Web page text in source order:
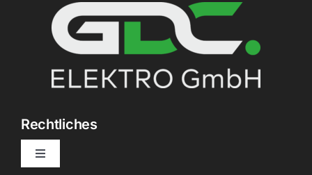
Rechtliches
Toggle